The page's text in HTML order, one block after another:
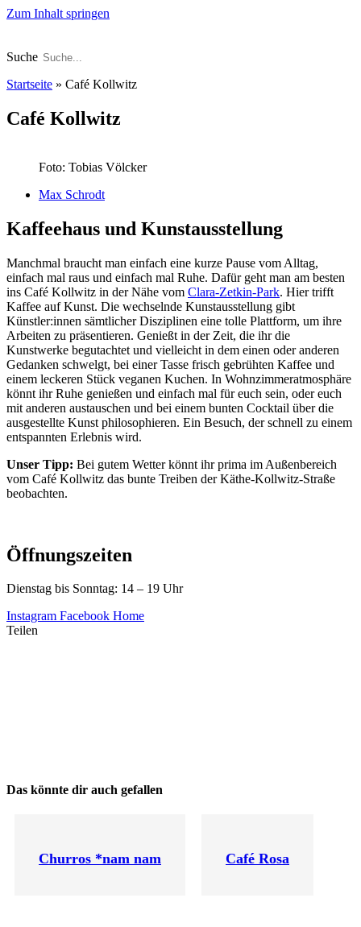
Zum Inhalt springen
Suche
Startseite » Café Kollwitz
Café Kollwitz
Foto: Tobias Völcker
Max Schrodt
Kaffeehaus und Kunstausstellung
Manchmal braucht man einfach eine kurze Pause vom Alltag,
einfach mal raus und einfach mal Ruhe. Dafür geht man am besten
ins Café Kollwitz in der Nähe vom Clara-Zetkin-Park. Hier trifft
Kaffee auf Kunst. Die wechselnde Kunstausstellung gibt
Künstler:innen sämtlicher Disziplinen eine tolle Plattform, um ihre
Arbeiten zu präsentieren. Genießt in der Zeit, die ihr die
Kunstwerke begutachtet und vielleicht in dem einen oder anderen
Gedanken schwelgt, bei einer Tasse frisch gebrühten Kaffee und
einem leckeren Stück veganen Kuchen. In Wohnzimmeratmosphäre
könnt ihr Ruhe genießen und einfach mal für euch sein, oder euch
mit anderen austauschen und bei einem bunten Cocktail über die
ausgestellte Kunst philosophieren. Ein Besuch, der schnell zu einem
entspannten Erlebnis wird.
Unser Tipp: Bei gutem Wetter könnt ihr prima im Außenbereich
vom Café Kollwitz das bunte Treiben der Käthe-Kollwitz-Straße
beobachten.
Öffnungszeiten
Dienstag bis Sonntag: 14 – 19 Uhr
Instagram Facebook Home
Teilen
Das könnte dir auch gefallen
Churros *nam nam Café Rosa